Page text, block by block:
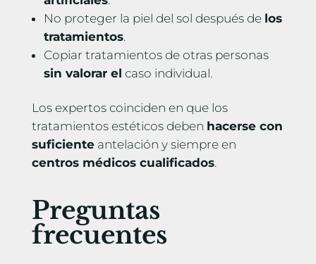
No proteger la piel del sol después de los
tratamientos.
Copiar tratamientos de otras personas
sin valorar el caso individual.
Los expertos coinciden en que los
tratamientos estéticos deben hacerse con
suficienteantelación y siempre en
centros médicos cualificados.
Preguntas
frecuentes